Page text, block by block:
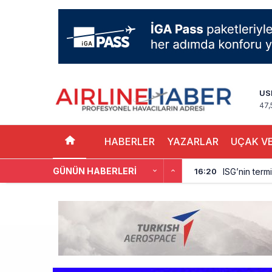
HABERLER YAZARLAR UÇAK
GÜNÜN HABERLERI 16:20 ISG’nin
THY’nin
Pegasus,
9:15 Kolombiya, 2